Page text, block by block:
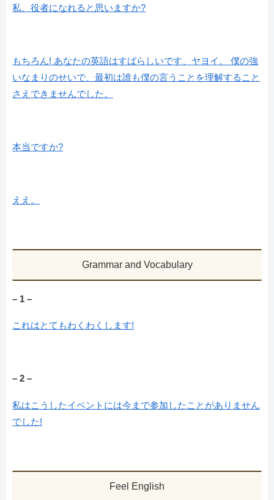
私、役者になれると思いますか?
もちろん! あなたの英語はすばらしいです、ヤヨイ。 僕の強
いなまりのせいで、最初は誰も僕の言うことを理解すること
さえできませんでした。
本当ですか?
ええ。
Grammar and Vocabulary
– 1 –
これはとてもわくわくします!
– 2 –
私はこうしたイベントには今まで参加したことがありません
でした!
Feel English